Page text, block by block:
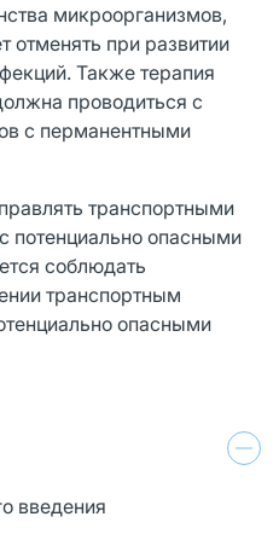
микроорганизмов,
отменять при развитии
Также терапия
проводиться с
с перманентными
транспортными
потенциально опасными
соблюдать
транспортным
опасными
введения